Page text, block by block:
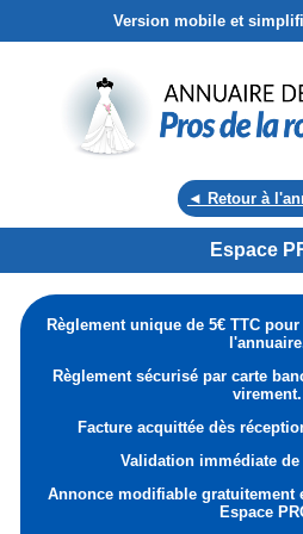
Version mobile et
◄ Retour à
Espace
Règlement unique de 5€ TTC
Règlement sécurisé par carte
virement.
Facture acquittée dès
Validation immédiate
Annonce modifiable gratuitement
Espace